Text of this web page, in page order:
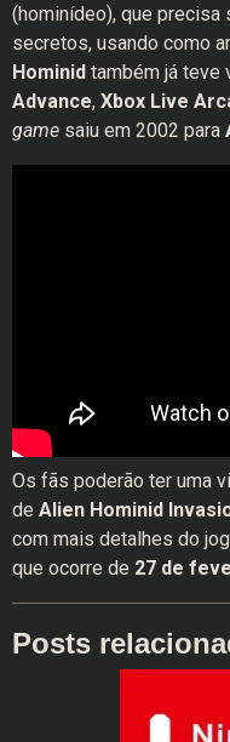
(hominídeo), que
secretos, usando como
Hominid também já teve
Advance, Xbox Live
game saiu em 2002 para
Os fãs poderão ter uma
de Alien Hominid
com mais detalhes do
que ocorre de 27 de
Posts